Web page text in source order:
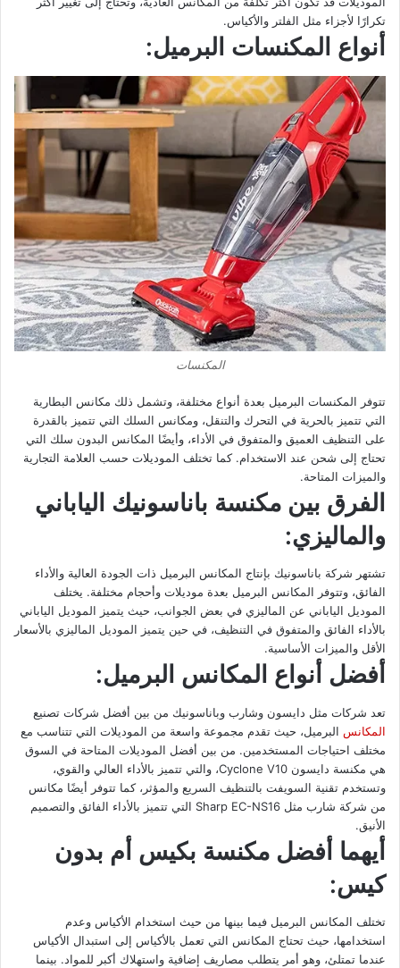
تكرارًا لأجزاء مثل الفلتر والأكياس.
أنواع المكنسات البرميل:
المكنسات
تتوفر المكنسات البرميل بعدة أنواع مختلفة، وتشمل ذلك مكانس البطارية
التي تتميز بالحرية في التحرك والتنقل، ومكانس السلك التي تتميز بالقدرة
على التنظيف العميق والمتفوق في الأداء، وأيضًا المكانس البدون سلك التي
تحتاج إلى شحن عند الاستخدام. كما تختلف الموديلات حسب العلامة التجارية
والميزات المتاحة.
الفرق بين مكنسة باناسونيك الياباني
والماليزي:
تشتهر شركة باناسونيك بإنتاج المكانس البرميل ذات الجودة العالية والأداء
الفائق، وتتوفر المكانس البرميل بعدة موديلات وأحجام مختلفة. يختلف
الموديل الياباني عن الماليزي في بعض الجوانب، حيث يتميز الموديل الياباني
بالأداء الفائق والمتفوق في التنظيف، في حين يتميز الموديل الماليزي بالأسعار
الأقل والميزات الأساسية.
أفضل أنواع المكانس البرميل:
تعد شركات مثل دايسون وشارب وباناسونيك من بين أفضل شركات تصنيع
المكانس البرميل، حيث تقدم مجموعة واسعة من الموديلات التي تتناسب مع
مختلف احتياجات المستخدمين. من بين أفضل الموديلات المتاحة في السوق
هي مكنسة دايسون Cyclone V10، والتي تتميز بالأداء العالي والقوي،
وتستخدم تقنية السويفت بالتنظيف السريع والمؤثر، كما تتوفر أيضًا مكانس
من شركة شارب مثل Sharp EC-NS16 التي تتميز بالأداء الفائق والتصميم
الأنيق.
أيهما أفضل مكنسة بكيس أم بدون
كيس:
تختلف المكانس البرميل فيما بينها من حيث استخدام الأكياس وعدم
استخدامها، حيث تحتاج المكانس التي تعمل بالأكياس إلى استبدال الأكياس
عندما تمتلئ، وهو أمر يتطلب مصاريف إضافية واستهلاك أكبر للمواد. بينما